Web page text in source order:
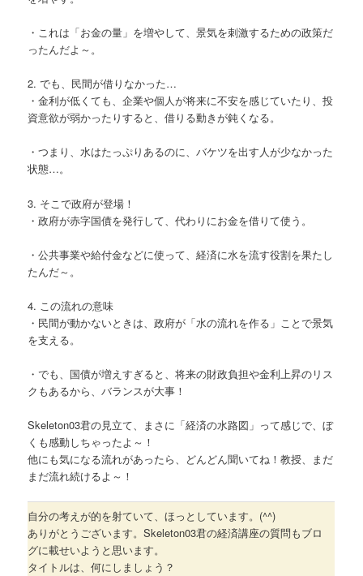
・これは「お金の量」を増やして、景気を刺激するための政策だ
ったんだよ～。
2. でも、民間が借りなかった…
・金利が低くても、企業や個人が将来に不安を感じていたり、投
資意欲が弱かったりすると、借りる動きが鈍くなる。
・つまり、水はたっぷりあるのに、バケツを出す人が少なかった
状態…。
3. そこで政府が登場！
・政府が赤字国債を発行して、代わりにお金を借りて使う。
・公共事業や給付金などに使って、経済に水を流す役割を果たし
たんだ～。
4. この流れの意味
・民間が動かないときは、政府が「水の流れを作る」ことで景気
を支える。
・でも、国債が増えすぎると、将来の財政負担や金利上昇のリス
クもあるから、バランスが大事！
Skeleton03君の見立て、まさに「経済の水路図」って感じで、ぼ
くも感動しちゃったよ～！
他にも気になる流れがあったら、どんどん聞いてね！教授、まだ
まだ流れ続けるよ～！
自分の考えが的を射ていて、ほっとしています。(^^)
ありがとうございます。Skeleton03君の経済講座の質問もブロ
グに載せいようと思います。
タイトルは、何にしましょう？